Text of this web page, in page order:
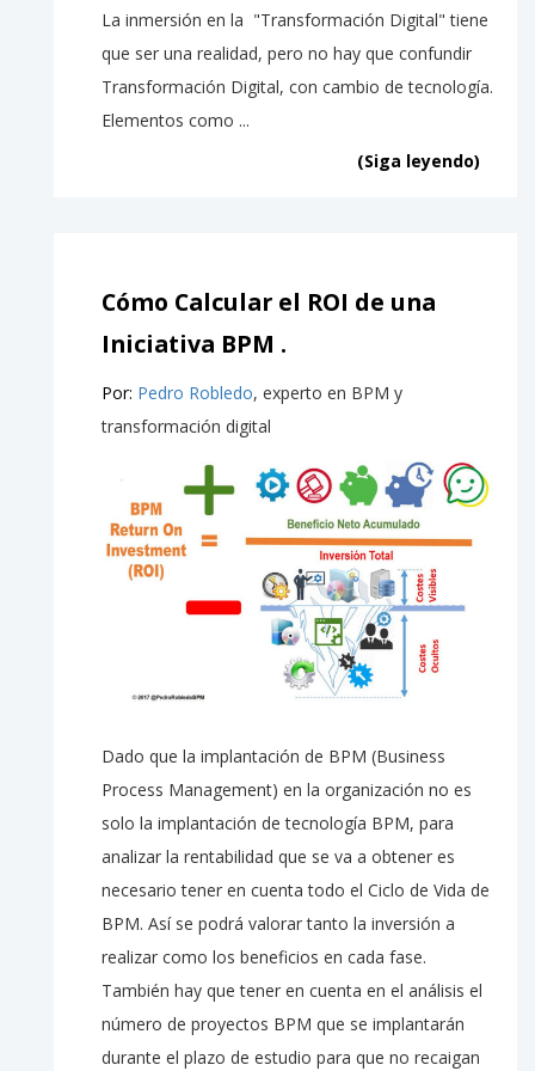
La inmersión en la "Transformación Digital" tiene
que ser una realidad, pero no hay que confundir
Transformación Digital, con cambio de tecnología.
Elementos como ...
(Siga leyendo)
Cómo Calcular el ROI de una
Iniciativa BPM .
Por: Pedro Robledo, experto en BPM y
transformación digital
Dado que la implantación de BPM (Business
Process Management) en la organización no es
solo la implantación de tecnología BPM, para
analizar la rentabilidad que se va a obtener es
necesario tener en cuenta todo el Ciclo de Vida de
BPM. Así se podrá valorar tanto la inversión a
realizar como los beneficios en cada fase.
También hay que tener en cuenta en el análisis el
número de proyectos BPM que se implantarán
durante el plazo de estudio para que no recaigan